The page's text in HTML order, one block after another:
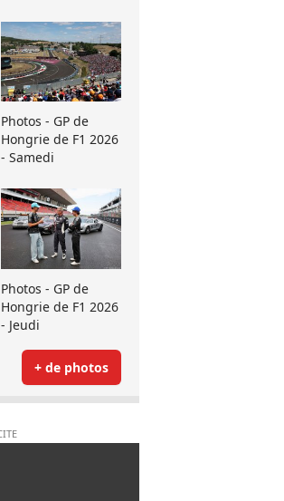
Photos - GP de
Hongrie de F1 2026
- Samedi
Photos - GP de
Hongrie de F1 2026
- Jeudi
+ de photos